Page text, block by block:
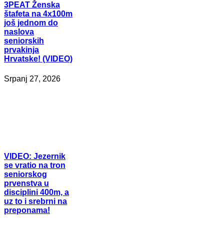
3PEAT Ženska
štafeta na 4x100m
još jednom do
naslova
seniorskih
prvakinja
Hrvatske! (VIDEO)
Srpanj 27, 2026
VIDEO: Jezernik
se vratio na tron
seniorskog
prvenstva u
disciplini 400m, a
uz to i srebrni na
preponama!